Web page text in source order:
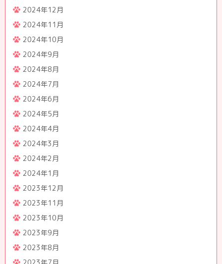
2024年12月
2024年11月
2024年10月
2024年9月
2024年8月
2024年7月
2024年6月
2024年5月
2024年4月
2024年3月
2024年2月
2024年1月
2023年12月
2023年11月
2023年10月
2023年9月
2023年8月